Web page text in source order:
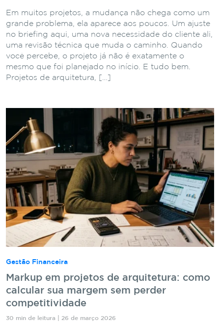
Em muitos projetos, a mudança não chega como um
grande problema, ela aparece aos poucos. Um ajuste
no briefing aqui, uma nova necessidade do cliente ali,
uma revisão técnica que muda o caminho. Quando
você percebe, o projeto já não é exatamente o
mesmo que foi planejado no início. E tudo bem.
Projetos de arquitetura, […]
Gestão Financeira
Markup em projetos de arquitetura: como
calcular sua margem sem perder
competitividade
30 min de leitura | 26 de março 2026